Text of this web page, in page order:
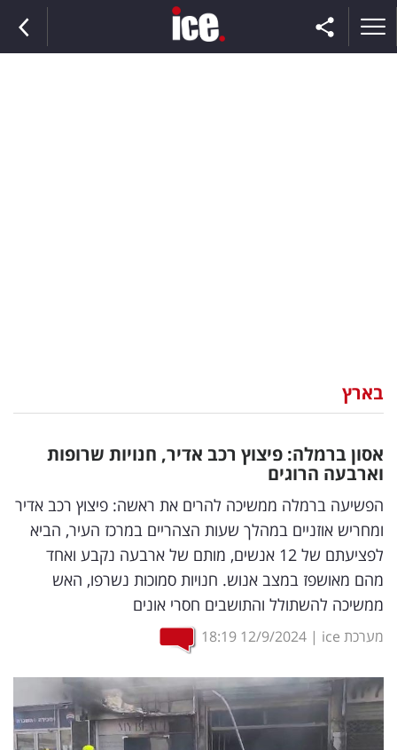
וצרכנות
דיגיטל
וטק
שיווק
ופרסום
משפט
ומחקרים
דעות
בארץ
אסון ברמלה: פיצוץ רכב אדיר, חנויות שרופות
וארבעה הרוגים
הפשיעה ברמלה ממשיכה להרים את ראשה: פיצוץ רכב אדיר
ומחריש אוזניים במהלך שעות הצהריים במרכז העיר, הביא
לפציעתם של 12 אנשים, מותם של ארבעה נקבע ואחד
מהם מאושפז במצב אנוש. חנויות סמוכות נשרפו, האש
ממשיכה להשתולל והתושבים חסרי אונים
מערכת ice |
12/9/2024
18:19